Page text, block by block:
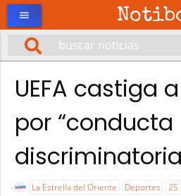
menu
UEFA castiga
por “conducta
La Estrella del Oriente Deportes 25